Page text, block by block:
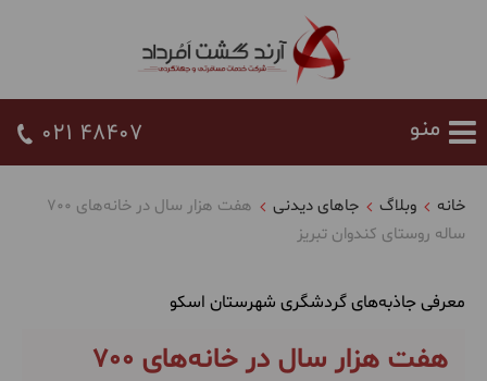
021 48407
خانه وبلاگ جاهای دیدنی
هفت هزار سال در خانه‌های 700
ساله روستای کندوان تبریز
معرفی جاذبه‌های گردشگری شهرستان اسکو
هفت هزار سال در خانه‌های 700